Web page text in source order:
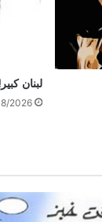
لبنان
2026